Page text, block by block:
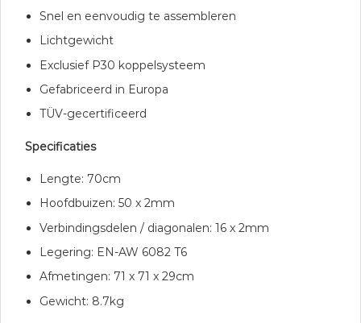
Snel en eenvoudig te assembleren
Lichtgewicht
Exclusief P30 koppelsysteem
Gefabriceerd in Europa
TÜV-gecertificeerd
Specificaties
Lengte: 70cm
Hoofdbuizen: 50 x 2mm
Verbindingsdelen / diagonalen: 16 x 2mm
Legering: EN-AW 6082 T6
Afmetingen: 71 x 71 x 29cm
Gewicht: 8.7kg